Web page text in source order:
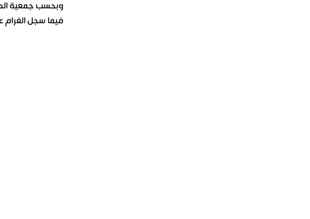
فيما سجل الغرام عيار 18 سعر مبيع 671143 ليرة، وسعر شراء